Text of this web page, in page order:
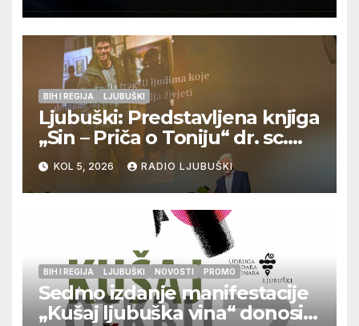
BIH I REGIJA LJUBUŠKI
Ljubuški: Predstavljena knjiga
„Sin – Priča o Toniju“ dr. sc.
Zdenka Hercega
KOL 5, 2026 RADIO LJUBUŠKI
BIH I REGIJA LJUBUŠKI NOVOSTI PROMO
Sedmo izdanje manifestacije
„Kušaj ljubuška vina“ donosi